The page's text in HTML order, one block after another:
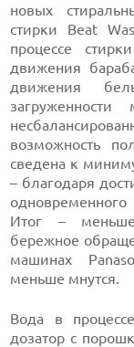
новых
стирки Beat
процессе
движения
движения
возможность
сведена к
– благодаря
Итог –
бережное
машинах
меньше мнутся.
Вода в
дозатор с